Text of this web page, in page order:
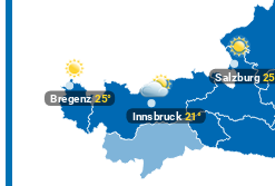
Bregenz25°
Innsbruck21°
Salzburg